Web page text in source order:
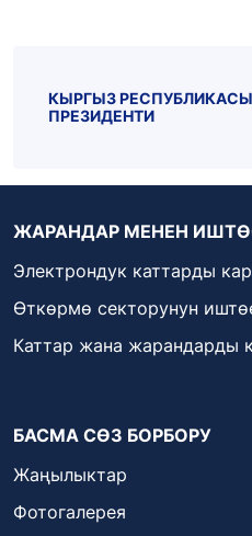
КЫРГЫЗ
ПРЕЗИДЕНТИ
ЖАРАНДАР МЕНЕН
Электрондук каттарды
Өткөрмө секторунун
Каттар жана жарандарды
БАСМА СӨЗ БОРБОРУ
Жаңылыктар
Фотогалерея